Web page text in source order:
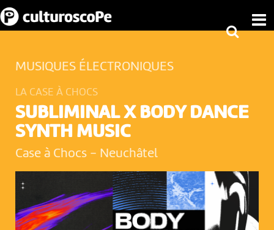
MUSIQUES ÉLECTRONIQUES
LA CASE À CHOCS
SUBLIMINAL X BODY DANCE
SYNTH MUSIC
Case à Chocs - Neuchâtel